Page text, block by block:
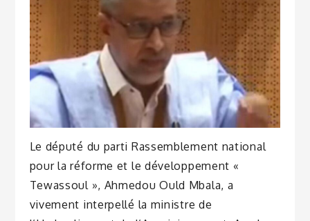
Le député du parti Rassemblement national
pour la réforme et le développement «
Tewassoul », Ahmedou Ould Mbala, a
vivement interpellé la ministre de